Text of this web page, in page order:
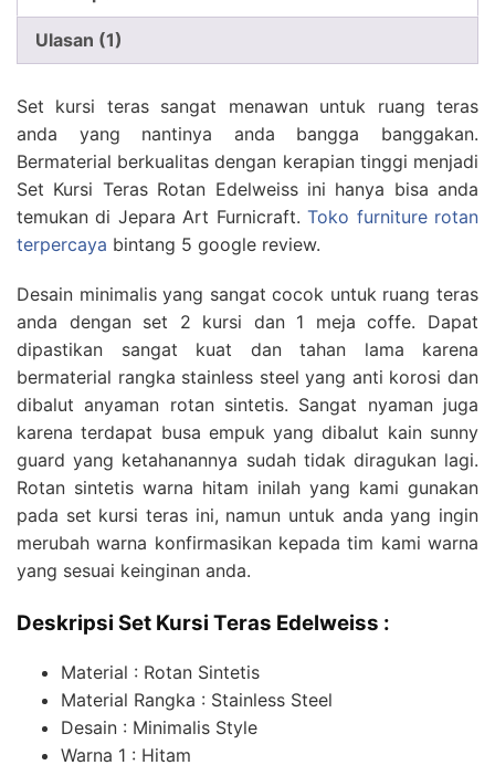
Ulasan (1)
Set kursi teras sangat menawan untuk ruang teras
anda yang nantinya anda bangga banggakan.
Bermaterial berkualitas dengan kerapian tinggi menjadi
Set Kursi Teras Rotan Edelweiss ini hanya bisa anda
temukan di Jepara Art Furnicraft.Toko furniture rotan
terpercaya bintang 5 google review.
Desain minimalis yang sangat cocok untuk ruang teras
anda dengan set 2 kursi dan 1 meja coffe. Dapat
dipastikan sangat kuat dan tahan lama karena
bermaterial rangka stainless steel yang anti korosi dan
dibalut anyaman rotan sintetis. Sangat nyaman juga
karena terdapat busa empuk yang dibalut kain sunny
guard yang ketahanannya sudah tidak diragukan lagi.
Rotan sintetis warna hitam inilah yang kami gunakan
pada set kursi teras ini, namun untuk anda yang ingin
merubah warna konfirmasikan kepada tim kami warna
yang sesuai keinginan anda.
Deskripsi Set Kursi Teras Edelweiss :
Material : Rotan Sintetis
Material Rangka : Stainless Steel
Desain : Minimalis Style
Warna 1 : Hitam